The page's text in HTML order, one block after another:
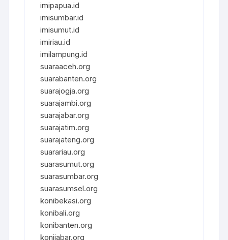
imipapua.id
imisumbar.id
imisumut.id
imiriau.id
imilampung.id
suaraaceh.org
suarabanten.org
suarajogja.org
suarajambi.org
suarajabar.org
suarajatim.org
suarajateng.org
suarariau.org
suarasumut.org
suarasumbar.org
suarasumsel.org
konibekasi.org
konibali.org
konibanten.org
konijabar.org